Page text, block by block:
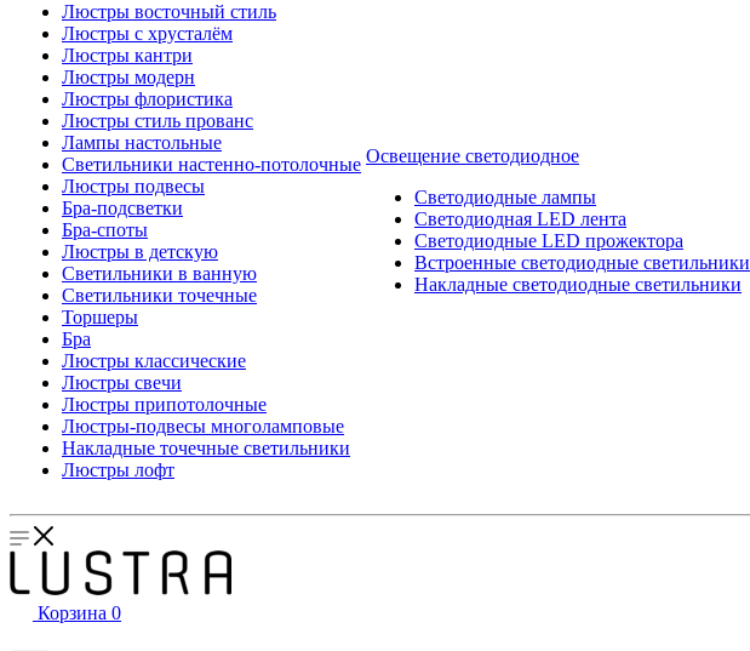
Люстры восточный стиль
Люстры с хрусталём
Люстры кантри
Люстры модерн
Люстры флористика
Люстры стиль прованс
Лампы настольные
Светильники настенно-потолочные
Люстры подвесы
Бра-подсветки
Бра-споты
Люстры в детскую
Светильники в ванную
Светильники точечные
Торшеры
Бра
Люстры классические
Люстры свечи
Люстры припотолочные
Люстры-подвесы многоламповые
Накладные точечные светильники
Люстры лофт
Освещение светодиодное
Светодиодные лампы
Светодиодная LED лента
Светодиодные LED прожектора
Встроенные светодиодные светильники
Накладные светодиодные светильники
Корзина 0